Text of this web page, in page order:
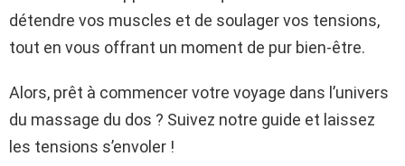
détendre vos muscles et de soulager vos tensions,
tout en vous offrant un moment de pur bien-être.
Alors, prêt à commencer votre voyage dans l’univers
du massage du dos ? Suivez notre guide et laissez
les tensions s’envoler !